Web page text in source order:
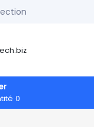
0